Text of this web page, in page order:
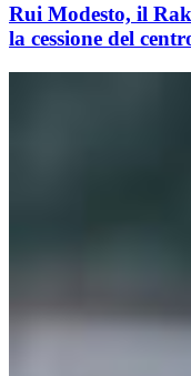
Rui Modesto, il
la cessione del